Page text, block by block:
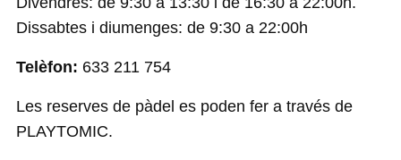
Dissabtes i diumenges: de 9:30 a 22:00h
Telèfon: 633 211 754
Les reserves de pàdel es poden fer a través de
PLAYTOMIC.